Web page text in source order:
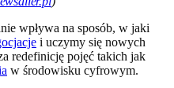
wpływa na sposób, w jaki
i uczymy się nowych
redefinicję pojęć takich jak
w środowisku cyfrowym.